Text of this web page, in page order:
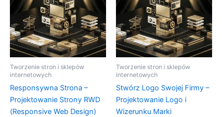
Tworzenie stron i sklepów
internetowych
Responsywna Strona –
Projektowanie Strony RWD
(Responsive Web Design)
Tworzenie stron i sklepów
internetowych
Stwórz Logo Swojej Firmy –
Projektowanie Logo i
Wizerunku Marki